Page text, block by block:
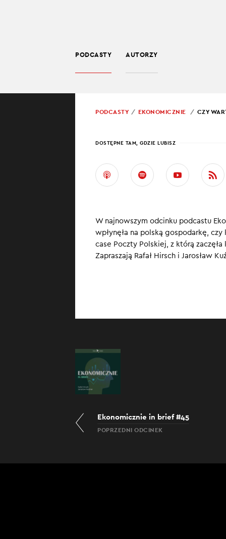
PODCASTY AUTORZY
PROWADZĄCY:
CZY
PODCASTY
EKONOMICZNIE CZY
DOSTĘPNE TAM, GDZIE LUBISZ
W najnowszym odcinku podcastu
wpłynęła na polską gospodarkę,
case Poczty Polskiej, z którą
Zapraszają Rafał Hirsch i Jarosław
Ekonomicznie in brief #45
POPRZEDNI ODCINEK